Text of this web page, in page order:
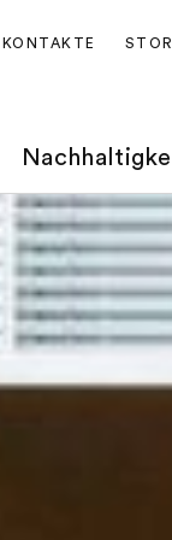
KONTAKTE